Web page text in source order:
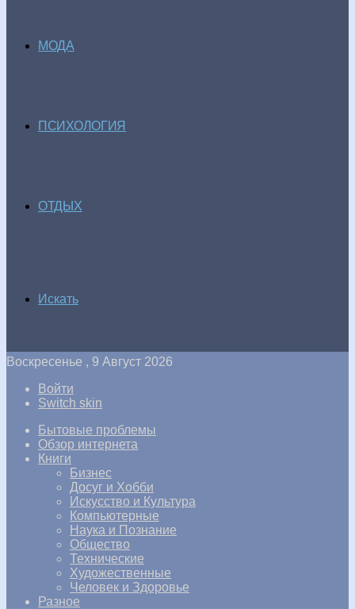
МОДА
ПСИХОЛОГИЯ
ОТДЫХ
Искать
Воскресенье , 9 Август 2026
Войти
Switch skin
Бытовые проблемы
Обзор интернета
Книги
Бизнес
Досуг и Хобби
Искусство и Культура
Компьютерные
Наука и Познание
Общество
Технические
Художественные
Человек и Здоровье
Разное